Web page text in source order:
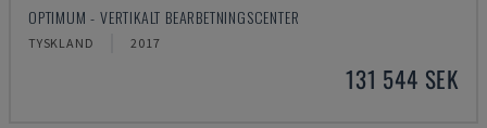
OPTIMUM - VERTIKALT BEARBETNINGSCENTER
TYSKLAND 2017
131 544 SEK